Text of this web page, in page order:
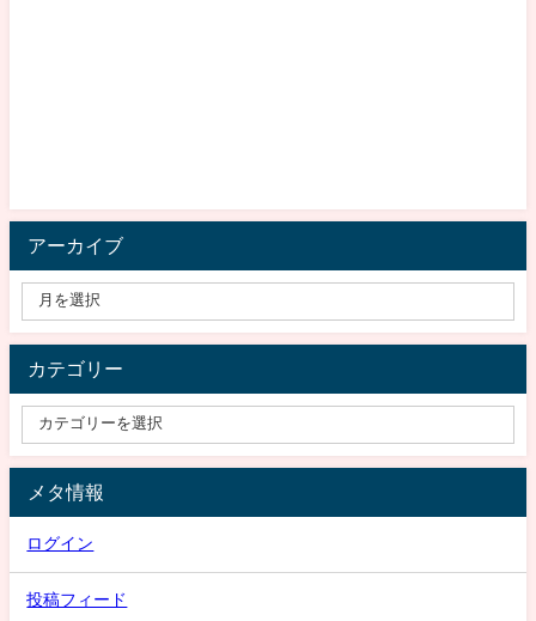
アーカイブ
カテゴリー
メタ情報
ログイン
投稿フィード